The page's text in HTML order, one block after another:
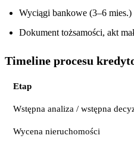
Wyciągi bankowe (3–6 mies.)
Dokument tożsamości, akt
Timeline procesu
Etap
Wstępna analiza / wstępna
Wycena nieruchomości